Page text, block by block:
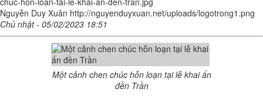
Nguyễn Duy Xuân http://nguyenduyxuan.net/uploads/logotrong1.png
Chủ nhật - 05/02/2023 18:51
Một cảnh chen chúc hỗn loạn tại lễ khai ấn
đền Trần